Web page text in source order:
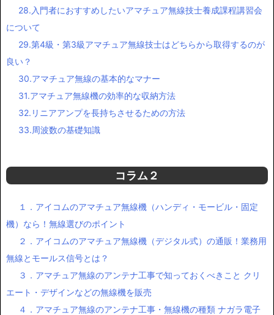
28.入門者におすすめしたいアマチュア無線技士養成課程講習会
について
29.第4級・第3級アマチュア無線技士はどちらから取得するのが
良い？
30.アマチュア無線の基本的なマナー
31.アマチュア無線機の効率的な収納方法
32.リニアアンプを長持ちさせるための方法
33.周波数の基礎知識
コラム２
１．アイコムのアマチュア無線機（ハンディ・モービル・固定
機）なら！無線選びのポイント
２．アイコムのアマチュア無線機（デジタル式）の通販！業務用
無線とモールス信号とは？
３．アマチュア無線のアンテナ工事で知っておくべきこと クリ
エート・デザインなどの無線機を販売
４．アマチュア無線のアンテナ工事・無線機の種類 ナガラ電子